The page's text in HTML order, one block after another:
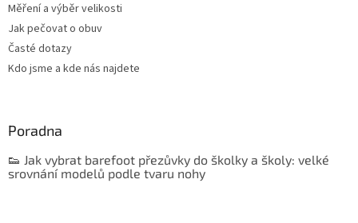
Měření a výběr velikosti
Jak pečovat o obuv
Časté dotazy
Kdo jsme a kde nás najdete
Poradna
👟 Jak vybrat barefoot přezůvky do školky a školy: velké
srovnání modelů podle tvaru nohy